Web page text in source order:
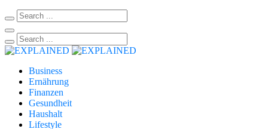
Business
Ernährung
Finanzen
Gesundheit
Haushalt
Lifestyle